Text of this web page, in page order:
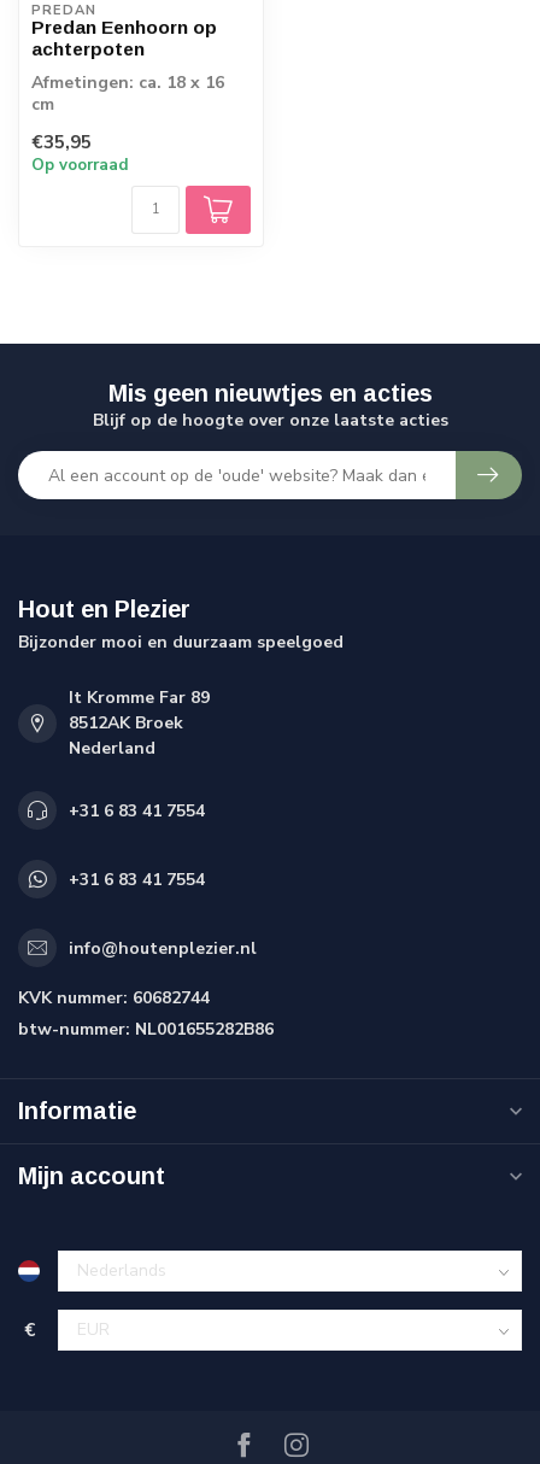
PREDAN
Predan Eenhoorn op
achterpoten
Afmetingen: ca. 18 x 16
cm
€35,95
Op voorraad
Mis geen nieuwtjes en acties
Blijf op de hoogte over onze laatste acties
Hout en Plezier
Bijzonder mooi en duurzaam speelgoed
It Kromme Far 89
8512AK Broek
Nederland
+31 6 83 41 7554
+31 6 83 41 7554
info@houtenplezier.nl
KVK nummer: 60682744
btw-nummer: NL001655282B86
Informatie
Mijn account
€